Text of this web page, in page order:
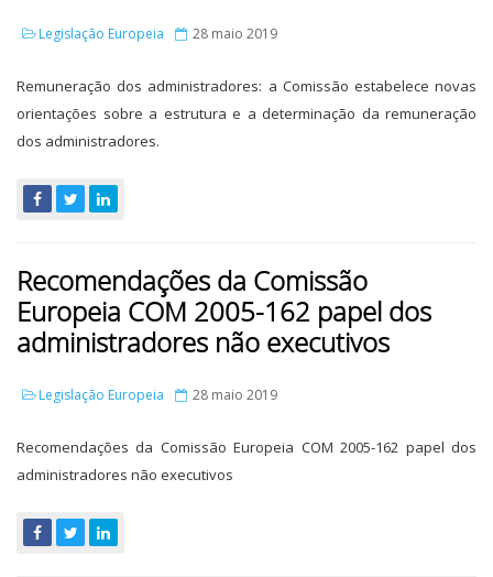
Legislação Europeia 28 maio 2019
Remuneração dos administradores: a Comissão estabelece novas
orientações sobre a estrutura e a determinação da remuneração
dos administradores.
Recomendações da Comissão
Europeia COM 2005-162 papel dos
administradores não executivos
Legislação Europeia 28 maio 2019
Recomendações da Comissão Europeia COM 2005-162 papel dos
administradores não executivos